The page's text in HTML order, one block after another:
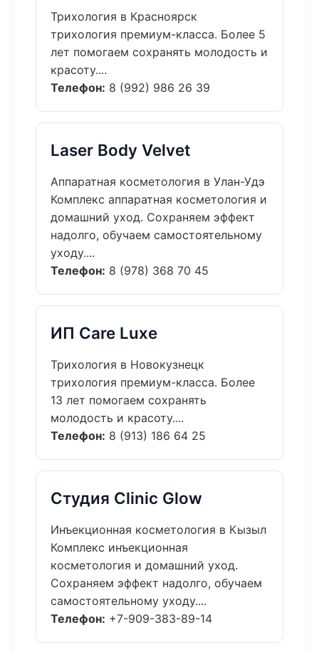
Трихология в Красноярск
трихология премиум-класса. Более 5
лет помогаем сохранять молодость и
красоту....
Телефон: 8 (992) 986 26 39
Laser Body Velvet
Аппаратная косметология в Улан-Удэ
Комплекс аппаратная косметология и
домашний уход. Сохраняем эффект
надолго, обучаем самостоятельному
уходу....
Телефон: 8 (978) 368 70 45
ИП Care Luxe
Трихология в Новокузнецк
трихология премиум-класса. Более
13 лет помогаем сохранять
молодость и красоту....
Телефон: 8 (913) 186 64 25
Студия Clinic Glow
Инъекционная косметология в Кызыл
Комплекс инъекционная
косметология и домашний уход.
Сохраняем эффект надолго, обучаем
самостоятельному уходу....
Телефон: +7-909-383-89-14